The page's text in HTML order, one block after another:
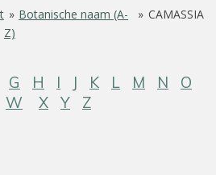
» Botanische naam (A-
Z)
» CAMASSIA
G H I J K L M N
O
W X Y Z